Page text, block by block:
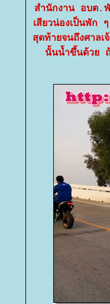
สำนักงาน อบต.พั
เสียวน่องเป็นพัก
สุดท้ายจนถึงศาล
นั้นน้ำขึ้นด้วย ถ้